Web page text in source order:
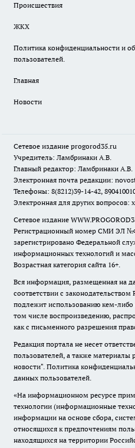
Происшествия
ЖКХ
Политика конфиденциальности и
пользователей.
Главная
Новости
Сетевое издание progorod35.ru
Учредитель: Ламбринаки А.В.
Главный редактор: Ламбринаки А.В.
Электронная почта редакции:
Телефоны: 8(8212)39-14-42,
Электронная для других вопросов:
Сетевое издание
Регистрационный номер СМИ ЭЛ
зарегистрировано Федеральной
информационных технологий и
Возрастная категория сайта 16+.
Вся информация, размещенная на
соответствии с
подлежит использованию кем-
том числе воспроизведению,
как с письменного разрешения
Редакция портала не несет
пользователей, а также материалы
новости". Политика
данных пользователей.
«На информационном ресурсе
технологии (информационные
информации на основе сбора,
относящихся к предпочтениям
находящихся на территории